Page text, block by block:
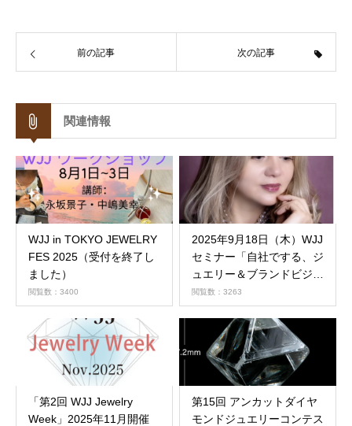
前の記事 次の記事
関連情報
WJJ in TOKYO JEWELRY
FES 2025（受付を終了し
ました）
閲覧数：3400
2025年9月18日（木）WJJ
セミナー「自社でする、ジ
ュエリー＆ブランドビジネ
スのためのオンライン開
発」（60分） 会場：東
京・浜松町
閲覧数：3263
「第2回 WJJ Jewelry
Week」2025年11月開催
第15回 アンカットダイヤ
モンドジュエリーコンテス